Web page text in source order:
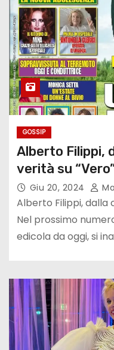
GOSSIP
Alberto Filippi,
verità su
Giu 20, 2024
Alberto Filippi, dalla
Nel prossimo
edicola da oggi, si